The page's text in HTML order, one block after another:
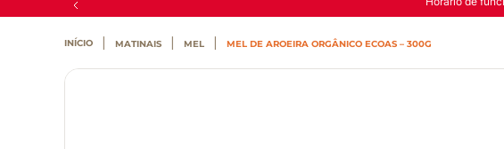
MATINAIS MEL MEL DE AROEIRA ORGÂNICO ECOAS – 300G
gluten